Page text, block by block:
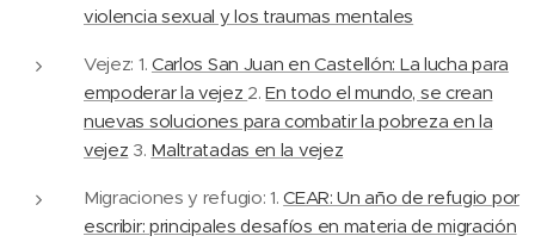
violencia sexual y los traumas mentales
Vejez: 1. Carlos San Juan en Castellón: La lucha para
empoderar la vejez 2.En todo el mundo, se crean
nuevas soluciones para combatir la pobreza en la
vejez 3. Maltratadas en la vejez
Migraciones y refugio: 1.CEAR: Un año de refugio por
escribir: principales desafíos en materia de migración